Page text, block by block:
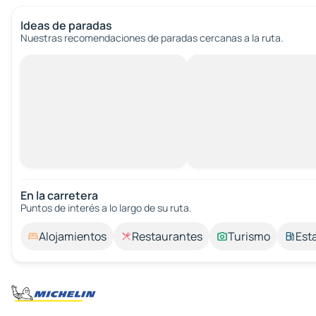
Ideas de paradas
Nuestras recomendaciones de paradas cercanas a la ruta.
En la carretera
Puntos de interés a lo largo de su ruta.
Alojamientos Restaurantes Turismo